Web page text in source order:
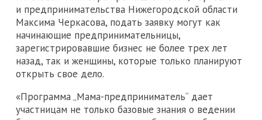
и предпринимательства Нижегородской области
Максима Черкасова, подать заявку могут как
начинающие предпринимательницы,
зарегистрировавшие бизнес не более трех лет
назад, так и женщины, которые только планируют
открыть свое дело.
«Программа „Мама-предприниматель“ дает
участницам не только базовые знания о ведении